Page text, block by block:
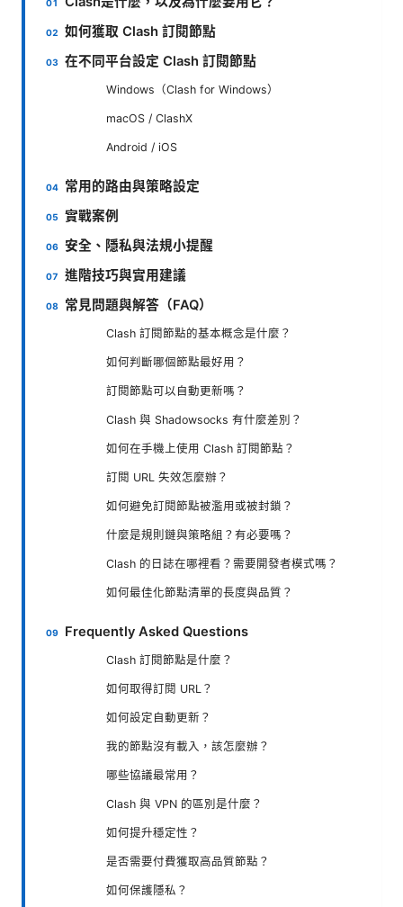
如何獲取 Clash 訂閱節點
在不同平台設定 Clash 訂閱節點
Windows（Clash for Windows）
macOS / ClashX
Android / iOS
常用的路由與策略設定
實戰案例
安全、隱私與法規小提醒
進階技巧與實用建議
常見問題與解答（FAQ）
Clash 訂閱節點的基本概念是什麼？
如何判斷哪個節點最好用？
訂閱節點可以自動更新嗎？
Clash 與 Shadowsocks 有什麼差別？
如何在手機上使用 Clash 訂閱節點？
訂閱 URL 失效怎麼辦？
如何避免訂閱節點被濫用或被封鎖？
什麼是規則鏈與策略組？有必要嗎？
Clash 的日誌在哪裡看？需要開發者模式嗎？
如何最佳化節點清單的長度與品質？
Frequently Asked Questions
Clash 訂閱節點是什麼？
如何取得訂閱 URL？
如何設定自動更新？
我的節點沒有載入，該怎麼辦？
哪些協議最常用？
Clash 與 VPN 的區別是什麼？
如何提升穩定性？
是否需要付費獲取高品質節點？
如何保護隱私？